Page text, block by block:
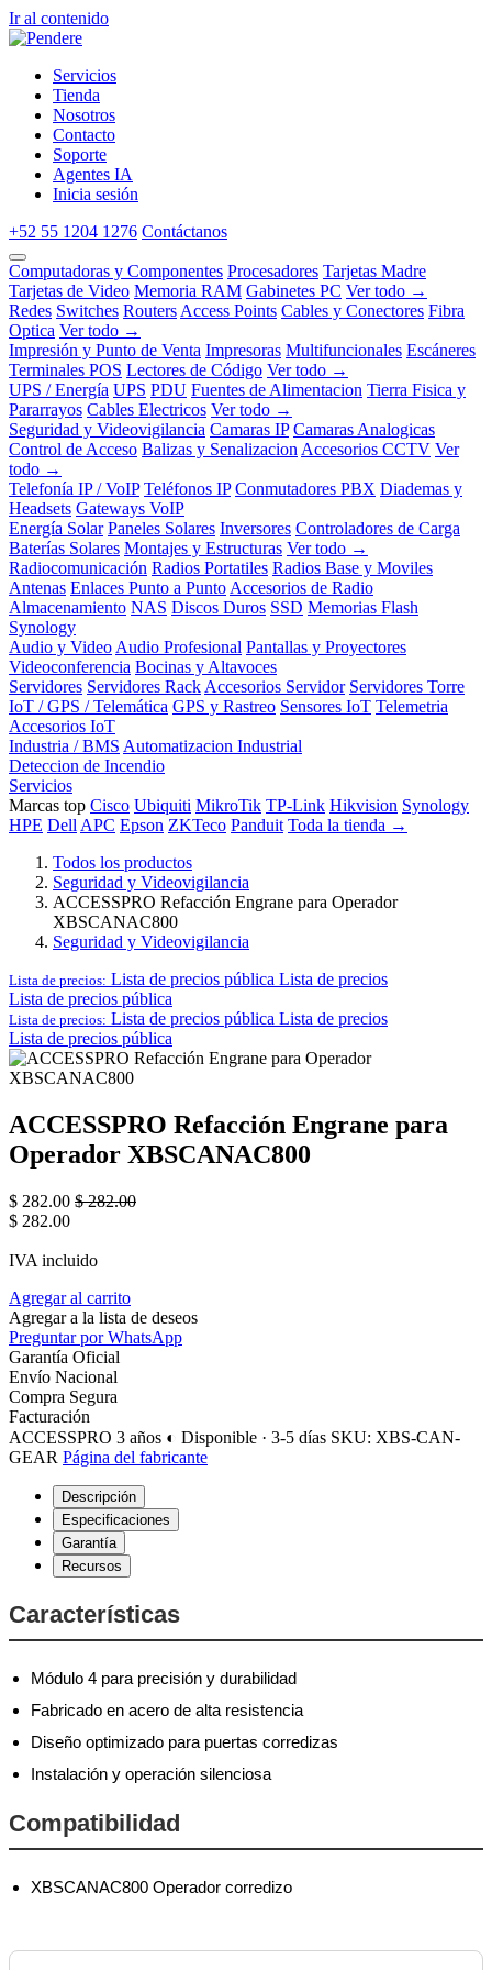
Ir al contenido
Servicios
Tienda
Nosotros
Contacto
Soporte
Agentes IA
Inicia sesión
+52 55 1204 1276 Contáctanos
Computadoras y Componentes Procesadores Tarjetas Madre
Tarjetas de Video Memoria RAM Gabinetes PC Ver todo →
Redes Switches Routers Access Points Cables y Conectores Fibra
Optica Ver todo →
Impresión y Punto de Venta Impresoras Multifuncionales Escáneres
Terminales POS Lectores de Código Ver todo →
UPS / Energía UPS PDU Fuentes de Alimentacion Tierra Fisica y
Pararrayos Cables Electricos Ver todo →
Seguridad y Videovigilancia Camaras IP Camaras Analogicas
Control de Acceso Balizas y Senalizacion Accesorios CCTV Ver
todo →
Telefonía IP / VoIP Teléfonos IP Conmutadores PBX Diademas y
Headsets Gateways VoIP
Energía Solar Paneles Solares Inversores Controladores de Carga
Baterías Solares Montajes y Estructuras Ver todo →
Radiocomunicación Radios Portatiles Radios Base y Moviles
Antenas Enlaces Punto a Punto Accesorios de Radio
Almacenamiento NAS Discos Duros SSD Memorias Flash
Synology
Audio y Video Audio Profesional Pantallas y Proyectores
Videoconferencia Bocinas y Altavoces
Servidores Servidores Rack Accesorios Servidor Servidores Torre
IoT / GPS / Telemática GPS y Rastreo Sensores IoT Telemetria
Accesorios IoT
Industria / BMS Automatizacion Industrial
Deteccion de Incendio
Servicios
Marcas top Cisco Ubiquiti MikroTik TP-Link Hikvision Synology
HPE Dell APC Epson ZKTeco Panduit Toda la tienda →
Todos los productos
Seguridad y Videovigilancia
ACCESSPRO Refacción Engrane para Operador
XBSCANAC800
Seguridad y Videovigilancia
Lista de precios: Lista de precios pública Lista de precios
Lista de precios pública
Lista de precios: Lista de precios pública Lista de precios
Lista de precios pública
ACCESSPRO Refacción Engrane para
Operador XBSCANAC800
$ 282.00 $282.00
$ 282.00
IVA incluido
Agregar al carrito
Agregar a la lista de deseos
Preguntar por WhatsApp
Garantía Oficial
Envío Nacional
Compra Segura
Facturación
ACCESSPRO 3 años ◐ Disponible · 3-5 días SKU: XBS-CAN-
GEAR Página del fabricante
Descripción
Especificaciones
Garantía
Recursos
Características
Módulo 4 para precisión y durabilidad
Fabricado en acero de alta resistencia
Diseño optimizado para puertas corredizas
Instalación y operación silenciosa
Compatibilidad
XBSCANAC800 Operador corredizo